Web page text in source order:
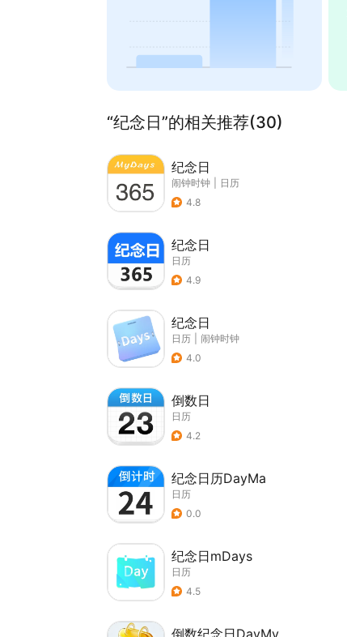
“纪念日”的相关推荐(30)
纪念日
闹钟时钟
日历
4.8
纪念日
日历
4.9
纪念日
日历
闹钟时钟
4.0
倒数日
日历
4.2
纪念日历DayMa
日历
0.0
纪念日mDays
日历
4.5
倒数纪念日DayMy